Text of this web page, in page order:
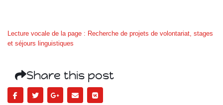
Lecture vocale de la page : Recherche de projets de volontariat, stages
et séjours linguistiques
Share this post